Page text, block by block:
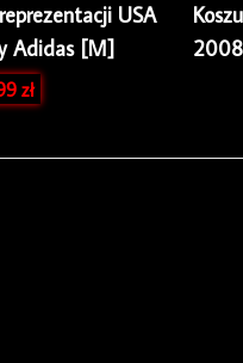
USA
Adidas [M]
zł